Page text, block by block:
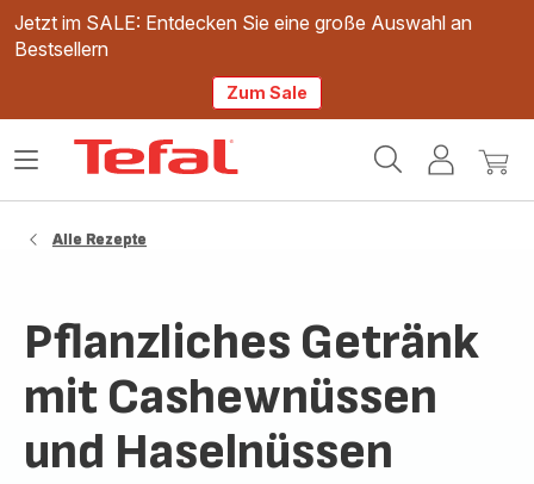
Jetzt im SALE: Entdecken Sie eine große Auswahl an
Bestsellern
Zum Sale
Mein
Mein
Das
Alle Rezepte
Pflanzliches Getränk
mit Cashewnüssen
und Haselnüssen